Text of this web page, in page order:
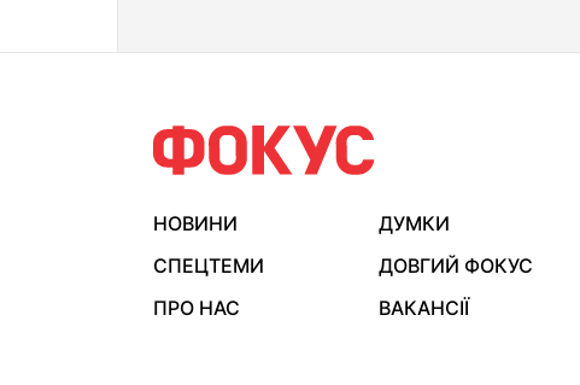
НОВИНИ ДУМКИ
СПЕЦТЕМИ
ДОВГИЙ ФОКУС
ПРО НАС
ВАКАНСІЇ